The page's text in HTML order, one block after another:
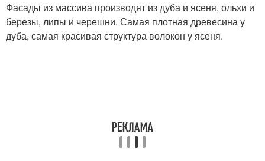
Фасады из массива производят из дуба и ясеня, ольхи и
березы, липы и черешни. Самая плотная древесина у
дуба, самая красивая структура волокон у ясеня.